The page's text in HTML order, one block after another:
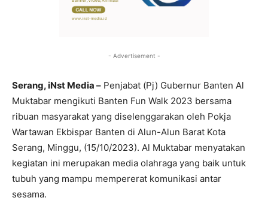
- Advertisement -
Serang, iNst Media – Penjabat (Pj) Gubernur Banten Al
Muktabar mengikuti Banten Fun Walk 2023 bersama
ribuan masyarakat yang diselenggarakan oleh Pokja
Wartawan Ekbispar Banten di Alun-Alun Barat Kota
Serang, Minggu, (15/10/2023). Al Muktabar menyatakan
kegiatan ini merupakan media olahraga yang baik untuk
tubuh yang mampu mempererat komunikasi antar
sesama.